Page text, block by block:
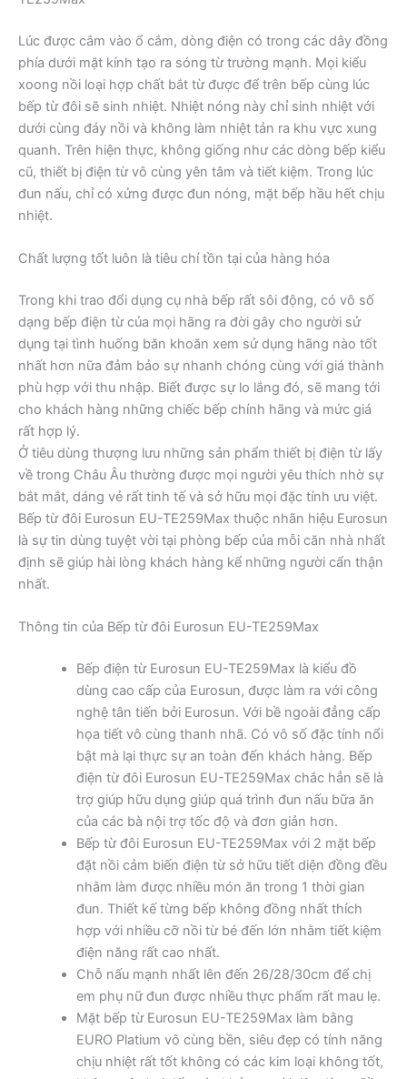
Lúc được cắm vào ổ cắm, dòng điện có trong các dây đồng
phía dưới mặt kính tạo ra sóng từ trường mạnh. Mọi kiểu
xoong nồi loại hợp chất bắt từ được để trên bếp cùng lúc
bếp từ đôi sẽ sinh nhiệt. Nhiệt nóng này chỉ sinh nhiệt với
dưới cùng đáy nồi và không làm nhiệt tản ra khu vực xung
quanh. Trên hiện thực, không giống như các dòng bếp kiểu
cũ, thiết bị điện từ vô cùng yên tâm và tiết kiệm. Trong lúc
đun nấu, chỉ có xửng được đun nóng, mặt bếp hầu hết chịu
nhiệt.
Chất lượng tốt luôn là tiêu chí tồn tại của hàng hóa
Trong khi trao đổi dụng cụ nhà bếp rất sôi động, có vô số
dạng bếp điện từ của mọi hãng ra đời gây cho người sử
dụng tại tình huống băn khoăn xem sử dụng hãng nào tốt
nhất hơn nữa đảm bảo sự nhanh chóng cùng với giá thành
phù hợp với thu nhập. Biết được sự lo lắng đó, sẽ mang tới
cho khách hàng những chiếc bếp chính hãng và mức giá
rất hợp lý.
Ở tiêu dùng thượng lưu những sản phẩm thiết bị điện từ lấy
về trong Châu Âu thường được mọi người yêu thích nhờ sự
bắt mắt, dáng vẻ rất tinh tế và sở hữu mọi đặc tính ưu việt.
Bếp từ đôi Eurosun EU-TE259Max thuộc nhãn hiệu Eurosun
là sự tin dùng tuyệt vời tại phòng bếp của mỗi căn nhà nhất
định sẽ giúp hài lòng khách hàng kể những người cẩn thận
nhất.
Thông tin của Bếp từ đôi Eurosun EU-TE259Max
Bếp điện từ Eurosun EU-TE259Max là kiểu đồ
dùng cao cấp của Eurosun, được làm ra với công
nghệ tân tiến bởi Eurosun. Với bề ngoài đẳng cấp
họa tiết vô cùng thanh nhã. Có vô số đặc tính nổi
bật mà lại thực sự an toàn đến khách hàng. Bếp
điện từ đôi Eurosun EU-TE259Max chắc hẳn sẽ là
trợ giúp hữu dụng giúp quá trình đun nấu bữa ăn
của các bà nội trợ tốc độ và đơn giản hơn.
Bếp từ đôi Eurosun EU-TE259Max với 2 mặt bếp
đặt nồi cảm biến điện từ sở hữu tiết diện đồng đều
nhằm làm được nhiều món ăn trong 1 thời gian
đun. Thiết kế từng bếp không đồng nhất thích
hợp với nhiều cỡ nồi từ bé đến lớn nhằm tiết kiệm
điện năng rất cao nhất.
Chỗ nấu mạnh nhất lên đến 26/28/30cm để chị
em phụ nữ đun được nhiều thực phẩm rất mau lẹ.
Mặt bếp từ Eurosun EU-TE259Max làm bằng
EURO Platium vô cùng bền, siêu đẹp có tính năng
chịu nhiệt rất tốt không có các kim loại không tốt,